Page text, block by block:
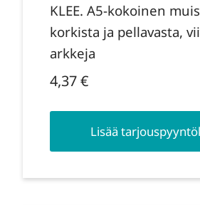
KLEE. A5-kokoinen
korkista ja pellavasta,
arkkeja
4,37€
Lisää